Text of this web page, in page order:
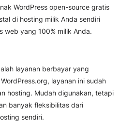
WordPress open-source gratis
di hosting milik Anda sendiri
web yang 100% milik Anda.
layanan berbayar yang
layanan ini sudah
hosting. Mudah digunakan, tetapi
banyak fleksibilitas dari
sendiri.